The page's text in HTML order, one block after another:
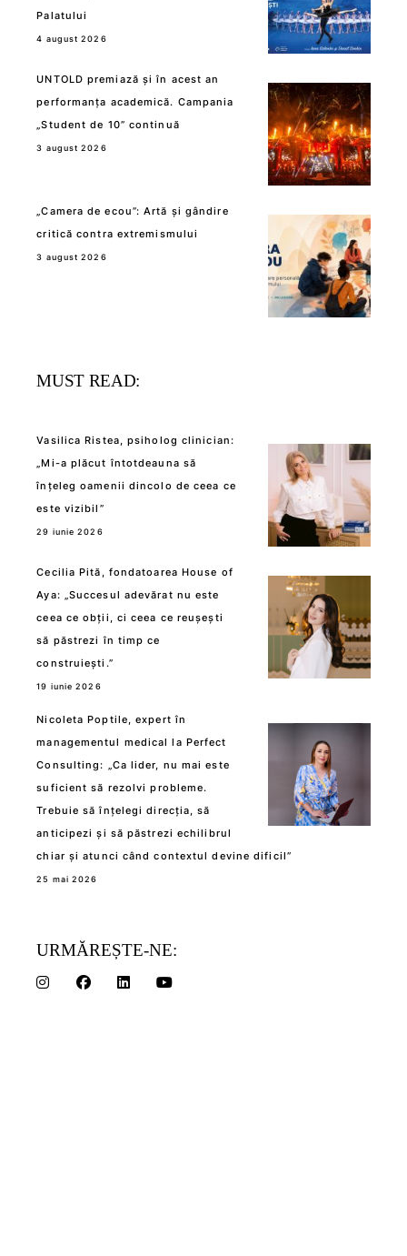
Palatului
4 august 2026
UNTOLD premiază și în acest an
performanța academică. Campania
„Student de 10” continuă
3 august 2026
„Camera de ecou”: Artă și gândire
critică contra extremismului
3 august 2026
MUST READ:
Vasilica Ristea, psiholog clinician:
„Mi-a plăcut întotdeauna să
înțeleg oamenii dincolo de ceea ce
este vizibil”
29 iunie 2026
Cecilia Pită, fondatoarea House of
Aya: „Succesul adevărat nu este
ceea ce obții, ci ceea ce reușești
să păstrezi în timp ce
construiești.”
19 iunie 2026
Nicoleta Poptile, expert în
managementul medical la Perfect
Consulting: „Ca lider, nu mai este
suficient să rezolvi probleme.
Trebuie să înțelegi direcția, să
anticipezi și să păstrezi echilibrul
chiar și atunci când contextul devine dificil”
25 mai 2026
URMĂREȘTE-NE: